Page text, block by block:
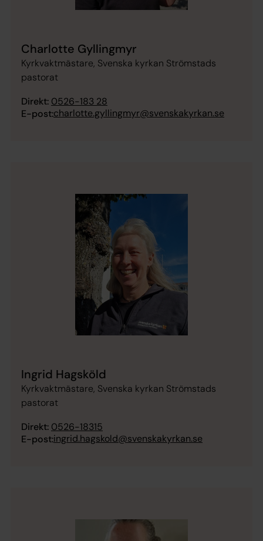
Charlotte Gyllingmyr
Kyrkvaktmästare, Svenska kyrkan Strömstads
pastorat
Direkt: 0526-183 28
E-post:charlotte.gyllingmyr@svenskakyrkan.se
Ingrid Hagsköld
Kyrkvaktmästare, Svenska kyrkan Strömstads
pastorat
Direkt: 0526-18315
E-post:ingrid.hagskold@svenskakyrkan.se